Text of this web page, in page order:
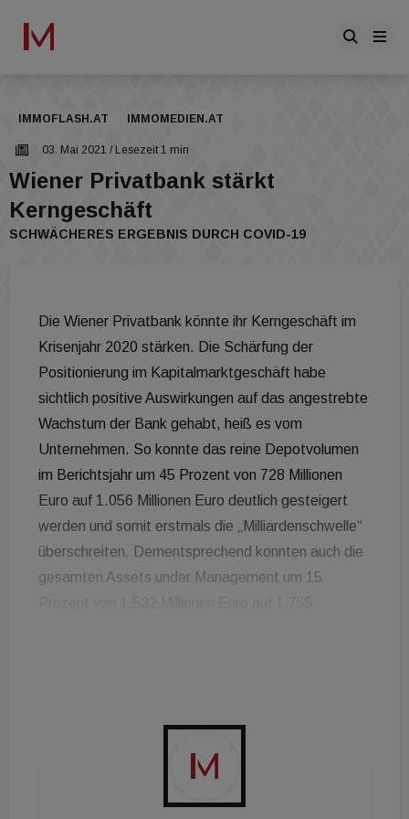
IMMOFLASH.AT IMMOMEDIEN.AT
03. Mai 2021 / Lesezeit 1 min
Wiener Privatbank stärkt
Kerngeschäft
SCHWÄCHERES ERGEBNIS DURCH COVID-19
Die Wiener Privatbank könnte ihr Kerngeschäft im
Krisenjahr 2020 stärken. Die Schärfung der
Positionierung im Kapitalmarktgeschäft habe
sichtlich positive Auswirkungen auf das angestrebte
Wachstum der Bank gehabt, heiß es vom
Unternehmen. So konnte das reine Depotvolumen
im Berichtsjahr um 45 Prozent von 728 Millionen
Euro auf 1.056 Millionen Euro deutlich gesteigert
werden und somit erstmals die „Milliardenschwelle“
überschreiten. Dementsprechend konnten auch die
gesamten Assets under Management um 15
Marktverwerfungen zu Beginn der Krise wurden
risikoreduzierende Maßnahmen im Bankbuch
gesetzt, die zu einem negativen
Finanzanlageergebnis i.H.v. 1,2 Millionen Euro